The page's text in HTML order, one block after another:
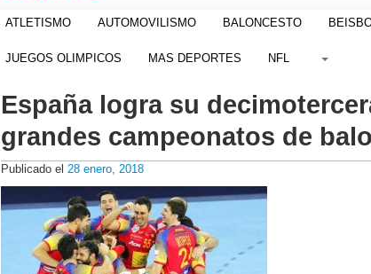
ATLETISMO AUTOMOVILISMO BALONCESTO
JUEGOS OLIMPICOS MAS DEPORTES NFL
España logra su
grandes campeonatos de
Publicado el 28 enero, 2018